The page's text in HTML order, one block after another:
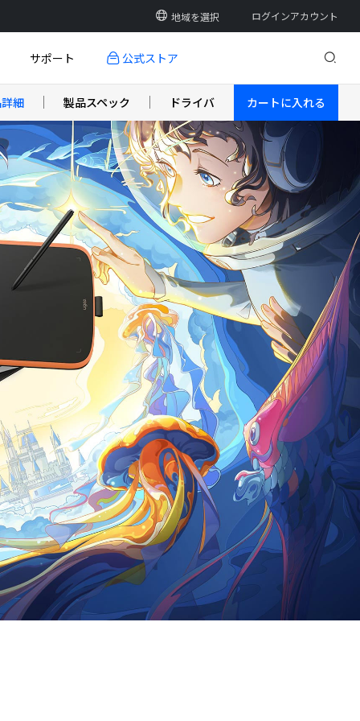
地域を選択 ログインアカウント
ログイン
新製品 Q8W 新製品
新製品 U1600/U1200 液晶ペンタブレット
ドローインググローブ
サポート
認証
FAQ
開発者センター
お問い合わせ
ムウェアアップデート
公式ストア
細 製品スペック ドライバ カートに入れる